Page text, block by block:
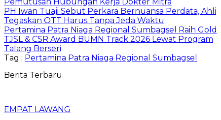
PH Iwan Tuaji Sebut Perkara Bernuansa Perdata, Ahli
Tegaskan OTT Harus Tanpa Jeda Waktu
Pertamina Patra Niaga Regional Sumbagsel Raih Gold
TJSL & CSR Award BUMN Track 2026 Lewat Program
Talang Berseri
Tag : Pertamina Patra Niaga Regional Sumbagsel
Berita Terbaru
EMPAT LAWANG